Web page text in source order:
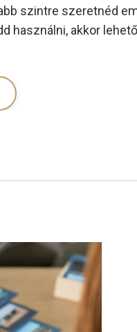
szintre szeretnéd
használni, akkor